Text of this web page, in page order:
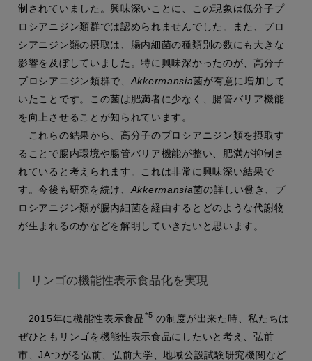
制されていました。興味深いことに、この現象は低分子プ
ロシアニジン類群では認められませんでした。また、プロ
シアニジン類の摂取は、腸内細菌の種類別の数にも大きな
影響を及ぼしていました。特に興味深かったのが、高分子
プロシアニジン類群で、 Akkermansia菌が有意に増加して
いたことです。この菌は肥満者に少なく、腸管バリア機能
を向上させることが知られています。
これらの結果から、高分子のプロシアニジン類を摂取す
ることで腸内環境や腸管バリア機能が整い、肥満が抑制さ
れていると考えられます。これは非常に興味深い結果で
す。今後も研究を続け、 Akkermansia菌の詳しい働き、プ
ロシアニジン類が腸内細菌を経由するとどのような代謝物
が生まれるのかなどを解明していきたいと思います。
リンゴの機能性表示食品化を実現
2015年に機能性表示食品*5 の制度が出来た時、私たちは
ぜひともリンゴを機能性表示食品にしたいと考え、弘前
市、JAつがる弘前、弘前大学、地域公設試験研究機関など